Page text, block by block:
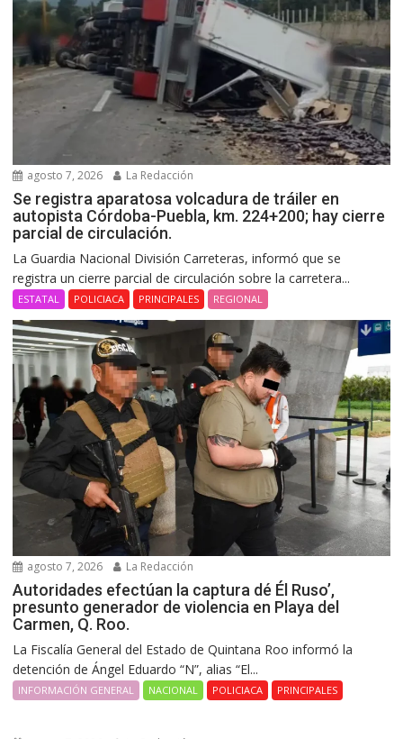
agosto 7, 2026 La Redacción
Se registra aparatosa volcadura de tráiler en
autopista Córdoba-Puebla, km. 224+200; hay cierre
parcial de circulación.
La Guardia Nacional División Carreteras, informó que se
registra un cierre parcial de circulación sobre la carretera...
ESTATAL POLICIACA PRINCIPALES REGIONAL
agosto 7, 2026 La Redacción
Autoridades efectúan la captura dé Él Ruso’,
presunto generador de violencia en Playa del
Carmen, Q. Roo.
La Fiscalía General del Estado de Quintana Roo informó la
detención de Ángel Eduardo “N”, alias “El...
INFORMACIÓN GENERAL NACIONAL POLICIACA PRINCIPALES